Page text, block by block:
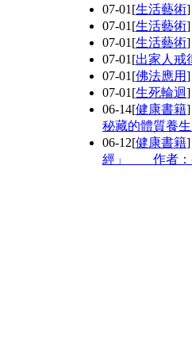
07-01 [生活藝術
07-01 [生活藝術
07-01 [生活藝術
07-01 [出家人戒
07-01 [佛法應用
07-01 [生死輪迴
06-14[健康書籍
秘藏的體質養
06-12[健康書籍
經」 作者：